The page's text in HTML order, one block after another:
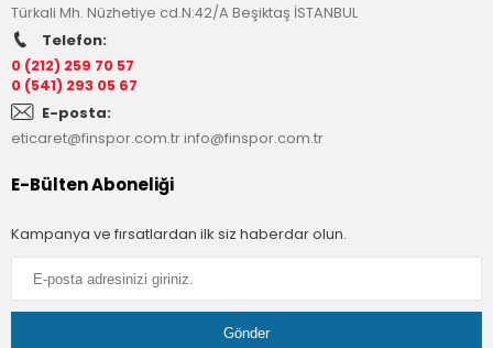
Türkali Mh. Nüzhetiye cd.N:42/A Beşiktaş İSTANBUL
Telefon:
0 (212) 259 70 57
0 (541) 293 05 67
E-posta:
eticaret@finspor.com.trinfo@finspor.com.tr
E-Bülten Aboneliği
Kampanya ve fırsatlardan ilk siz haberdar olun.